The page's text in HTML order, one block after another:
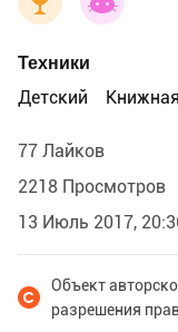
Техники
Детский
77 Лайков
2218 Просмотров
13 Июль 2017,
Объект
разрешения